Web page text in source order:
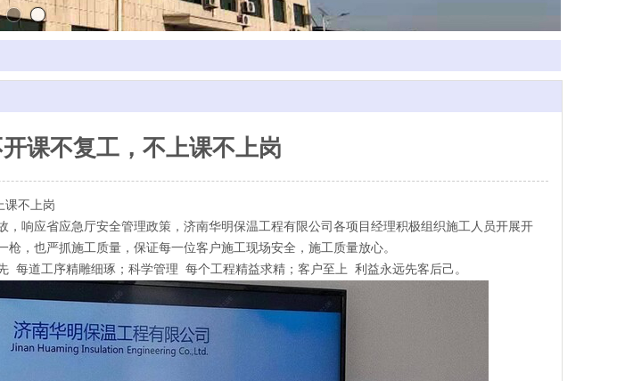
课不复工，不上课不上岗
上岗
，响应省应急厅安全管理政策，济南华明保温工程有限公司各项目经理积极组织施工人员开展开
，也严抓施工质量，保证每一位客户施工现场安全，施工质量放心。
每道工序精雕细琢；科学管理 每个工程精益求精；客户至上 利益永远先客后己。